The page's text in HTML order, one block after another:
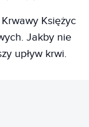
Księżyc
Jakby nie
upływ krwi.